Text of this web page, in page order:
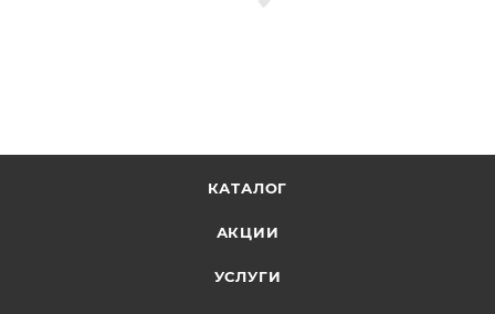
КАТАЛОГ
АКЦИИ
УСЛУГИ